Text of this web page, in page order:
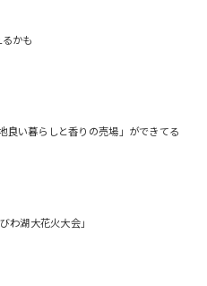
かも
良い暮らしと香りの売場」ができてる
わ湖大花火大会」